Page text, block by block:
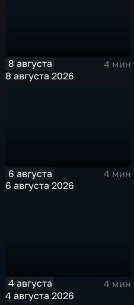
8 августа
4 мин
8 августа 2026
6 августа
4 мин
6 августа 2026
4 августа
4 мин
4 августа 2026